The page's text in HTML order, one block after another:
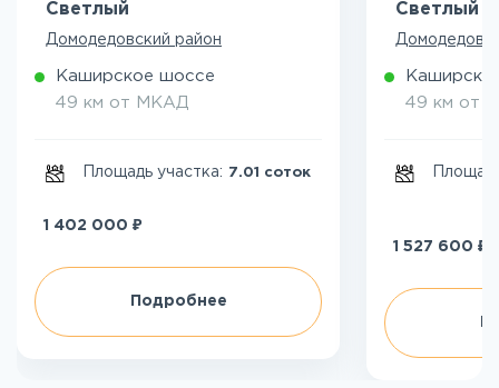
Светлый
Домодедовский район
Каширское шоссе
49 км от МКАД
Площадь участка: 7.01 соток
1 402 000 ₽
Подробнее
Светлый
49 км от
1 527 600 ₽